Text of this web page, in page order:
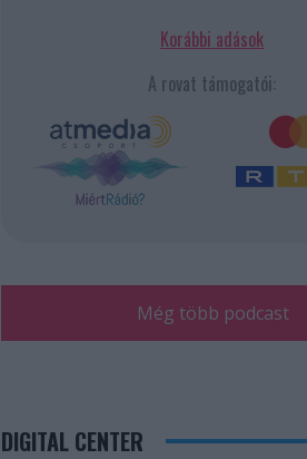
Korábbi adások
A rovat támogatói:
Még több podcast
DIGITAL CENTER